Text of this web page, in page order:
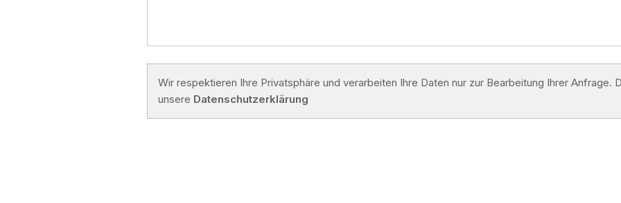
Wir respektieren Ihre Privatsphäre und verarbeiten Ihre Daten nur zur Bearbeitung Ihrer Anfrage.
unsere Datenschutzerklärung